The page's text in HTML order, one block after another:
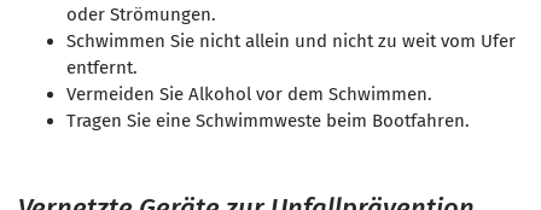
oder Strömungen.
Schwimmen Sie nicht allein und nicht zu weit vom Ufer
entfernt.
Vermeiden Sie Alkohol vor dem Schwimmen.
Tragen Sie eine Schwimmweste beim Bootfahren.